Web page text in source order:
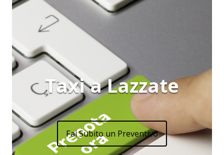
Taxi a Lazzate
Fai Subito un Preventivo